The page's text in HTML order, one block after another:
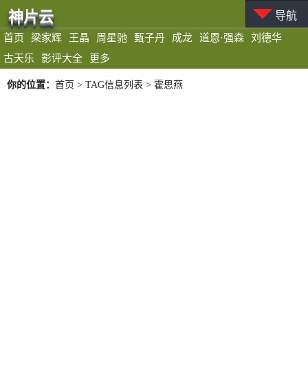
首页 梁家辉 王晶 周星驰 甄子丹 成龙 道恩·强森
刘德华
古天乐
影评大全 更多
神片云 导航
你的位置： 首页 > TAG信息列表 > 霍思燕